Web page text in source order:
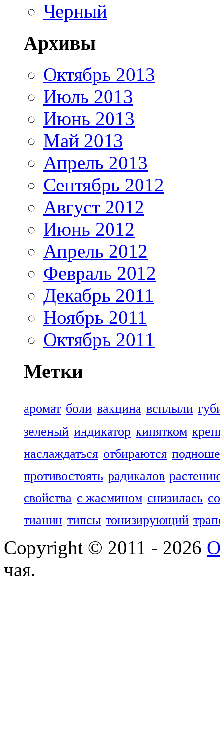
Черный
Архивы
Октябрь 2013
Июль 2013
Июнь 2013
Май 2013
Апрель 2013
Сентябрь 2012
Август 2012
Июнь 2012
Апрель 2012
Февраль 2012
Декабрь 2011
Ноябрь 2011
Октябрь 2011
Метки
аромат боли вакцина всплыли
зеленый индикатор кипятком
наслаждаться отбираются
противостоять радикалов
свойства с жасмином снизилась
тианин типсы тонизирующий
Copyright © 2011 - 2026
чая.